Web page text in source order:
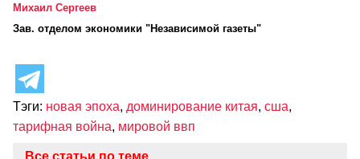
Михаил Сергеев
Зав. отделом экономики "Независимой газеты"
Тэги: новая эпоха, доминирование китая, сша,
тарифная война, мировой ввп